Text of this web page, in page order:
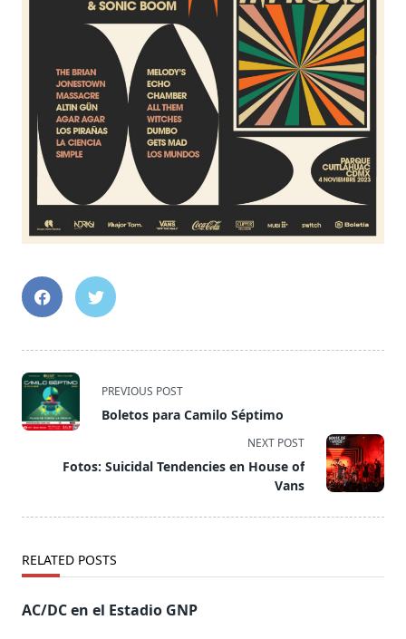
<span
class="nav-
subtitle
reader-
PREVIOUS POST
Boletos para Camilo Séptimo
NEXT POST
Fotos: Suicidal Tendencies en House of
Vans
RELATED POSTS
AC/DC en el Estadio GNP